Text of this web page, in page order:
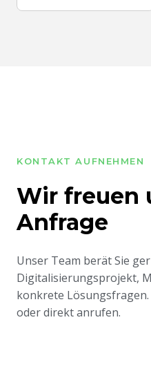
KONTAKT AUFNEHMEN
Wir freuen
Anfrage
Unser Team berät Sie
Digitalisierungsprojekt,
konkrete
oder direkt anrufen.